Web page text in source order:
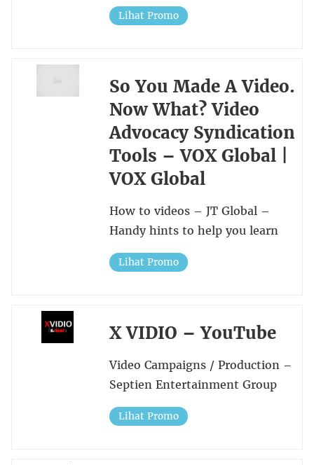
Lihat Promo
So You Made A Video.
Now What? Video
Advocacy Syndication
Tools – VOX Global |
VOX Global
How to videos – JT Global –
Handy hints to help you learn
Lihat Promo
X VIDIO – YouTube
Video Campaigns / Production –
Septien Entertainment Group
Lihat Promo